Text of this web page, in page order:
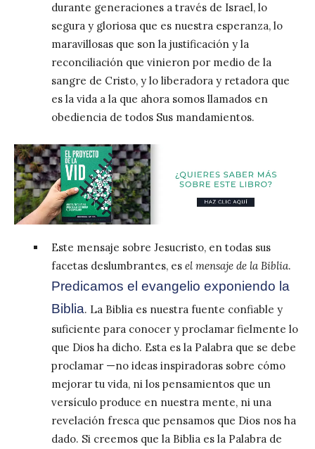
durante generaciones a través de Israel, lo
segura y gloriosa que es nuestra esperanza, lo
maravillosas que son la justificación y la
reconciliación que vinieron por medio de la
sangre de Cristo, y lo liberadora y retadora que
es la vida a la que ahora somos llamados en
obediencia de todos Sus mandamientos.
Este mensaje sobre Jesucristo, en todas sus
facetas deslumbrantes, es el mensaje de la Biblia.
Predicamos el evangelio exponiendo la
Biblia. La Biblia es nuestra fuente confiable y
suficiente para conocer y proclamar fielmente lo
que Dios ha dicho. Esta es la Palabra que se debe
proclamar —no ideas inspiradoras sobre cómo
mejorar tu vida, ni los pensamientos que un
versículo produce en nuestra mente, ni una
revelación fresca que pensamos que Dios nos ha
dado. Si creemos que la Biblia es la Palabra de